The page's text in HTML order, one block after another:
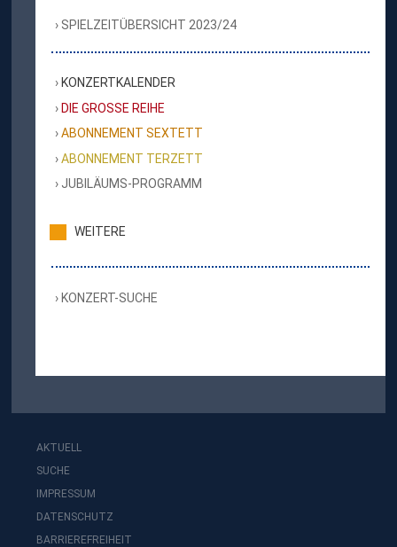
SPIELZEITÜBERSICHT 2023/24
KONZERTKALENDER
DIE GROSSE REIHE
ABONNEMENT SEXTETT
ABONNEMENT TERZETT
JUBILÄUMS-PROGRAMM
WEITERE
KONZERT-SUCHE
AKTUELL
SUCHE
IMPRESSUM
DATENSCHUTZ
BARRIEREFREIHEIT